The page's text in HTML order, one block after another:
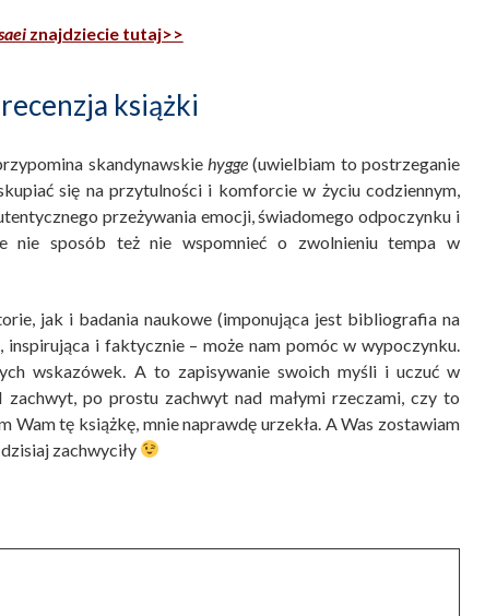
znajdziecie tutaj>>
książki
skandynawskie hygge(uwielbiam to postrzeganie
się na przytulności i komforcie w życiu codziennym,
przeżywania emocji, świadomego odpoczynku i
nie sposób też nie wspomnieć o zwolnieniu tempa w
jak i badania naukowe (imponująca jest bibliografia na
i faktycznie – może nam pomóc w wypoczynku.
wskazówek. A to zapisywanie swoich myśli i uczuć w
po prostu zachwyt nad małymi rzeczami, czy to
tę książkę, mnie naprawdę urzekła. A Was zostawiam
zachwyciły